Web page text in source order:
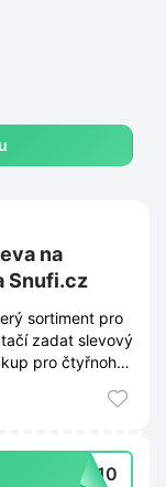
na
Snufi.cz
sortiment pro
zadat slevový
pro čtyřnohé
dy10